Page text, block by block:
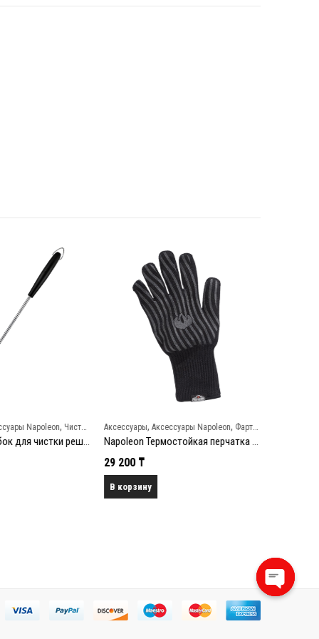
Napoleon, Чистка и уход Аксессуары, Аксессуары Napoleon, Фартуки и перчатки
29 200 ₸
В корзину
Open